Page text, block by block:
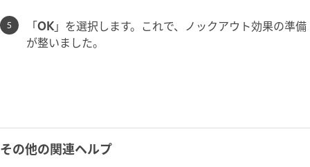
「OK」を選択します。これで、ノックアウト効果の準備
が整いました。
その他の関連ヘルプ